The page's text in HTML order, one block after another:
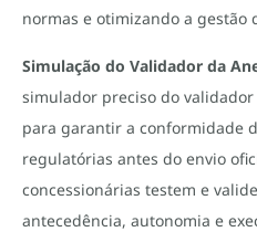
normas e otimizando a gestão
Simulação do Validador da
simulador preciso do validador
para garantir a conformidade
regulatórias antes do envio
concessionárias testem e
antecedência, autonomia e